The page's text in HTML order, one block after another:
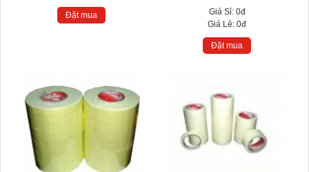
Đặt mua Giá Sỉ: 0đ
Giá Lẻ:0đ
Đặt mua